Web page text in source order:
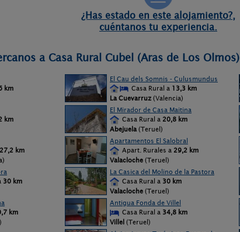
¿Has estado en este alojamiento?,
cuéntanos tu experiencia.
a Casa Rural Cubel (Aras de Los Olmos)
km
El Cau dels Somnis - Culusmundus
Casa Rural a 13,3 km
La Cuevarruz (Valencia)
km
El Mirador de Casa Maitina
Casa Rural a 20,8 km
Abejuela (Teruel)
27,2 km
Apartamentos El Salobral
Apart. Rurales a 29,2 km
Valacloche (Teruel)
30 km
La Casica del Molino de la Pastora
Casa Rural a 30 km
Valacloche (Teruel)
km
Antigua Fonda de Villel
Casa Rural a 34,8 km
Villel (Teruel)